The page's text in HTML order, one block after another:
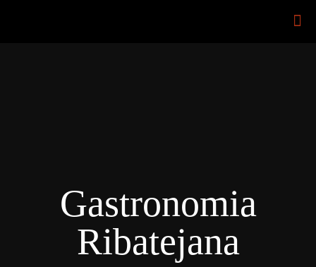
Gastronomia
Ribatejana